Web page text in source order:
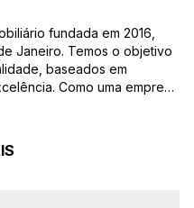
fundada em 2016,
Janeiro. Temos o objetivo
baseados em
Como uma empresa